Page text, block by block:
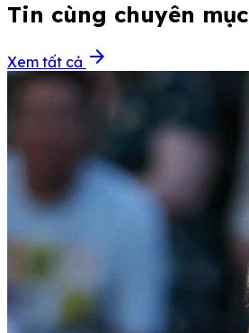
Tin cùng chuyên mục
Xem tất cả arrow_forward